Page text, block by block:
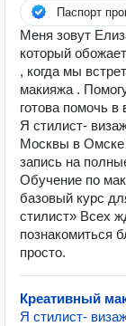
Паспорт
Меня зовут
который
, когда мы
макияжа .
готова помочь
Я стилист-
Москвы в Омске
запись на
Обучение по
базовый курс
стилист» Всех
познакомиться
просто.
Креативный
Я стилист-